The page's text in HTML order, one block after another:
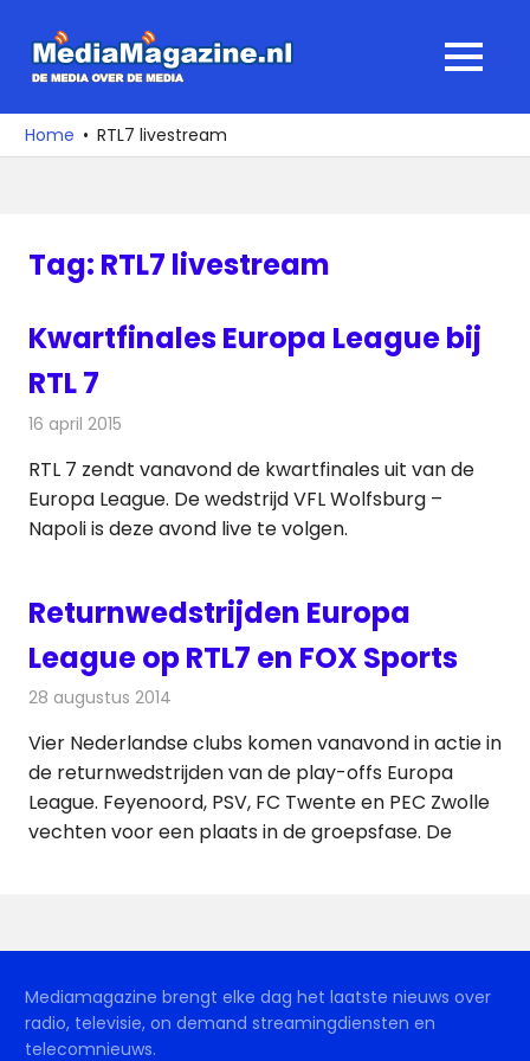
naar
media
over
MENU
Home RTL7 livestream
Tag: RTL7 livestream
Kwartfinales Europa League bij
RTL 7
16 april 2015
RTL 7 zendt vanavond de kwartfinales uit van de
Europa League. De wedstrijd VFL Wolfsburg –
Napoli is deze avond live te volgen.
Returnwedstrijden Europa
League op RTL7 en FOX Sports
28 augustus 2014
Vier Nederlandse clubs komen vanavond in actie in
de returnwedstrijden van de play-offs Europa
League. Feyenoord, PSV, FC Twente en PEC Zwolle
vechten voor een plaats in de groepsfase. De
Mediamagazine brengt elke dag het laatste nieuws over
radio, televisie, on demand streamingdiensten en
telecomnieuws.